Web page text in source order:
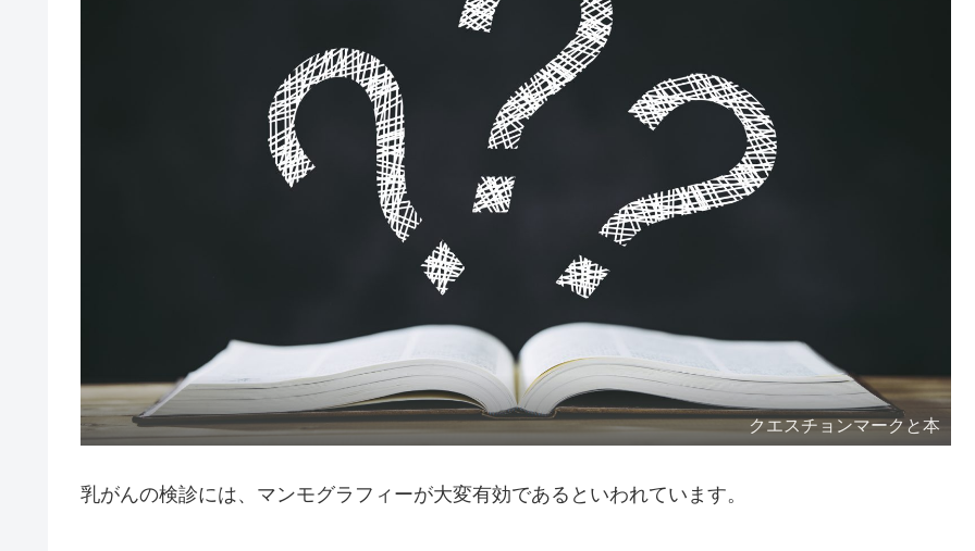
クエスチョンマークと本
乳がんの検診には、マンモグラフィーが大変有効であるといわれています。